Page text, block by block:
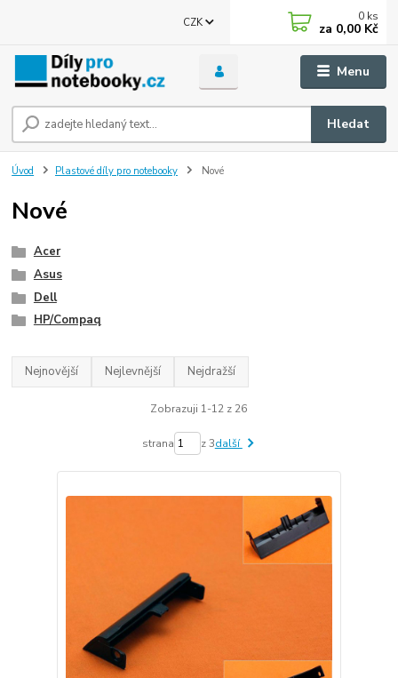
Menu
CZK
Hledat
0 ks
za 0,00 Kč
Úvod Plastové díly pro notebooky Nové
Nové
Acer
Asus
Dell
HP/Compaq
Nejnovější Nejlevnější Nejdražší
Zobrazuji 1-12 z 26
strana z 3další